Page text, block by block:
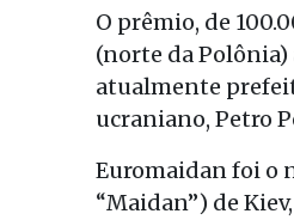
O prêmio, de
(norte da
atualmente
ucraniano, Petro
Euromaidan foi o
“Maidan”) de